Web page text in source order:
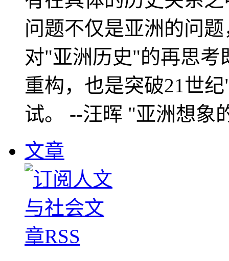
问题不仅是亚洲的问
对"亚洲历史"的再思考
重构，也是突破21世
试。 --汪晖 "亚洲想象
文章